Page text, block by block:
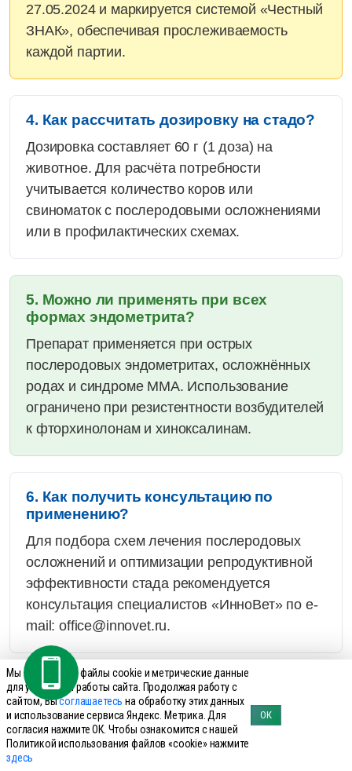
27.05.2024 и маркируется системой «Честный
ЗНАК», обеспечивая прослеживаемость
каждой партии.
4. Как рассчитать дозировку на стадо?
Дозировка составляет 60 г (1 доза) на
животное. Для расчёта потребности
учитывается количество коров или
свиноматок с послеродовыми осложнениями
или в профилактических схемах.
5. Можно ли применять при всех
формах эндометрита?
Препарат применяется при острых
послеродовых эндометритах, осложнённых
родах и синдроме ММА. Использование
ограничено при резистентности возбудителей
к фторхинолонам и хиноксалинам.
6. Как получить консультацию по
применению?
Для подбора схем лечения послеродовых
осложнений и оптимизации репродуктивной
эффективности стада рекомендуется
консультация специалистов «ИнноВет» по e-
mail: office@innovet.ru.
Меры предосторожности
Мы используем файлы cookie и метрические данные
для улучшения работы сайта. Продолжая работу с
сайтом, Высоглашаетесь на обработку этих данных
и использование сервиса Яндекс. Метрика. Для
согласия нажмите ОК. Чтобы ознакомится с нашей
Политикой использования файлов «cookie» нажмите
здесь
ОК